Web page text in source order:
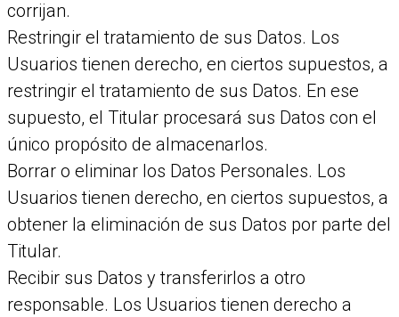
corrijan.
Restringir el tratamiento de sus Datos. Los
Usuarios tienen derecho, en ciertos supuestos, a
restringir el tratamiento de sus Datos. En ese
supuesto, el Titular procesará sus Datos con el
único propósito de almacenarlos.
Borrar o eliminar los Datos Personales. Los
Usuarios tienen derecho, en ciertos supuestos, a
obtener la eliminación de sus Datos por parte del
Titular.
Recibir sus Datos y transferirlos a otro
responsable. Los Usuarios tienen derecho a